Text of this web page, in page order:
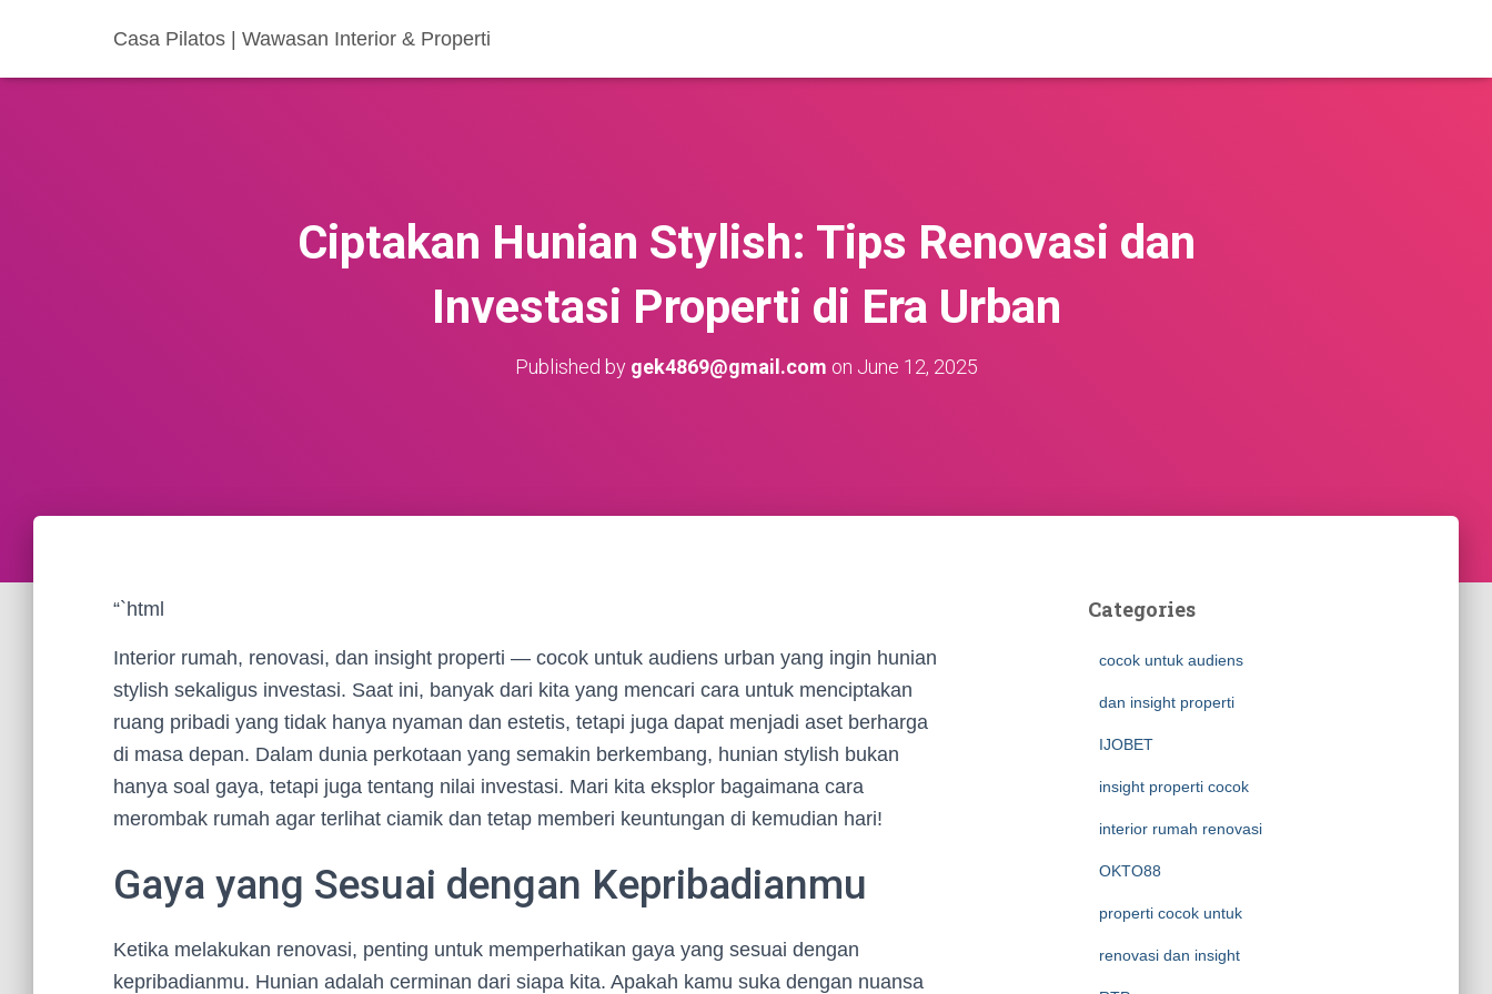
Casa Pilatos | Wawasan Interior & Properti
Ciptakan Hunian Stylish: Tips Renovasi dan
Investasi Properti di Era Urban
Published by gek4869@gmail.com on June 12, 2025
“`html
Interior rumah, renovasi, dan insight properti — cocok untuk audiens urban yang ingin hunian
stylish sekaligus investasi. Saat ini, banyak dari kita yang mencari cara untuk menciptakan
ruang pribadi yang tidak hanya nyaman dan estetis, tetapi juga dapat menjadi aset berharga
di masa depan. Dalam dunia perkotaan yang semakin berkembang, hunian stylish bukan
hanya soal gaya, tetapi juga tentang nilai investasi. Mari kita eksplor bagaimana cara
merombak rumah agar terlihat ciamik dan tetap memberi keuntungan di kemudian hari!
Gaya yang Sesuai dengan Kepribadianmu
Ketika melakukan renovasi, penting untuk memperhatikan gaya yang sesuai dengan
kepribadianmu. Hunian adalah cerminan dari siapa kita. Apakah kamu suka dengan nuansa
Categories
cocok untuk audiens
dan insight properti
IJOBET
insight properti cocok
interior rumah renovasi
OKTO88
properti cocok untuk
renovasi dan insight